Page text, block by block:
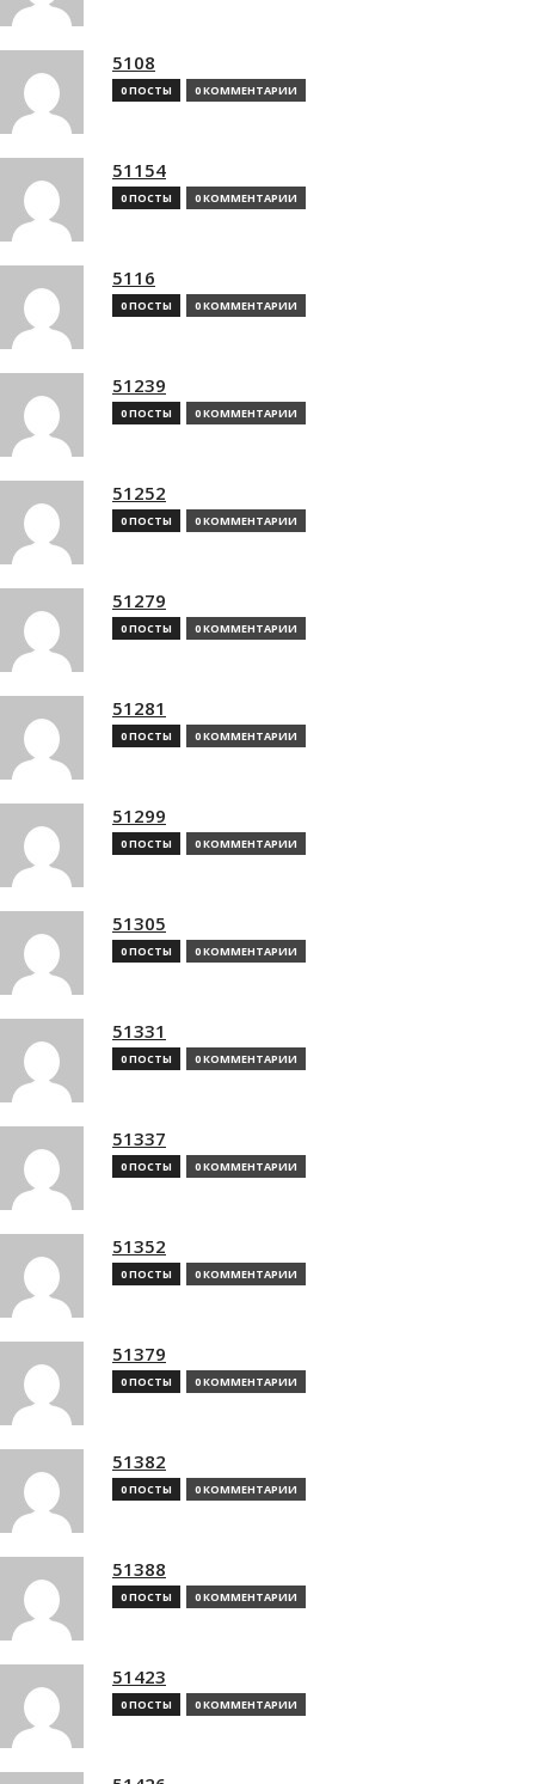
5108
0 ПОСТЫ 0 КОММЕНТАРИИ
51154
0 ПОСТЫ 0 КОММЕНТАРИИ
5116
0 ПОСТЫ 0 КОММЕНТАРИИ
51239
0 ПОСТЫ 0 КОММЕНТАРИИ
51252
0 ПОСТЫ 0 КОММЕНТАРИИ
51279
0 ПОСТЫ 0 КОММЕНТАРИИ
51281
0 ПОСТЫ 0 КОММЕНТАРИИ
51299
0 ПОСТЫ 0 КОММЕНТАРИИ
51305
0 ПОСТЫ 0 КОММЕНТАРИИ
51331
0 ПОСТЫ 0 КОММЕНТАРИИ
51337
0 ПОСТЫ 0 КОММЕНТАРИИ
51352
0 ПОСТЫ 0 КОММЕНТАРИИ
51379
0 ПОСТЫ 0 КОММЕНТАРИИ
51382
0 ПОСТЫ 0 КОММЕНТАРИИ
51388
0 ПОСТЫ 0 КОММЕНТАРИИ
51423
0 ПОСТЫ 0 КОММЕНТАРИИ